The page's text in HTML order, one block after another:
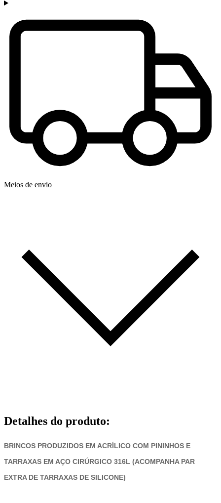
Meios de envio
Detalhes do produto:
BRINCOS PRODUZIDOS EM ACRÍLICO COM PININHOS E
TARRAXAS EM AÇO CIRÚRGICO 316L (ACOMPANHA PAR
EXTRA DE TARRAXAS DE SILICONE)